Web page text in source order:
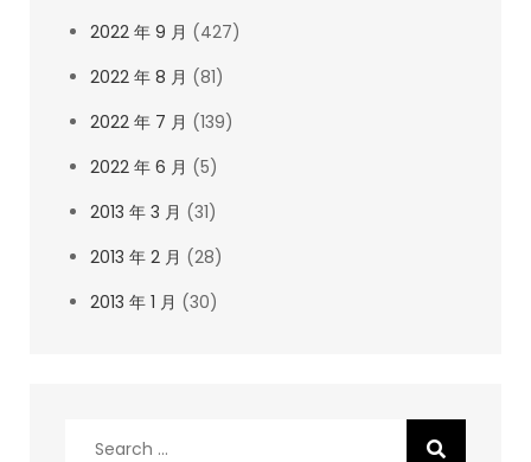
2022 年 9 月 (427)
2022 年 8 月 (81)
2022 年 7 月 (139)
2022 年 6 月 (5)
2013 年 3 月 (31)
2013 年 2 月 (28)
2013 年 1 月 (30)